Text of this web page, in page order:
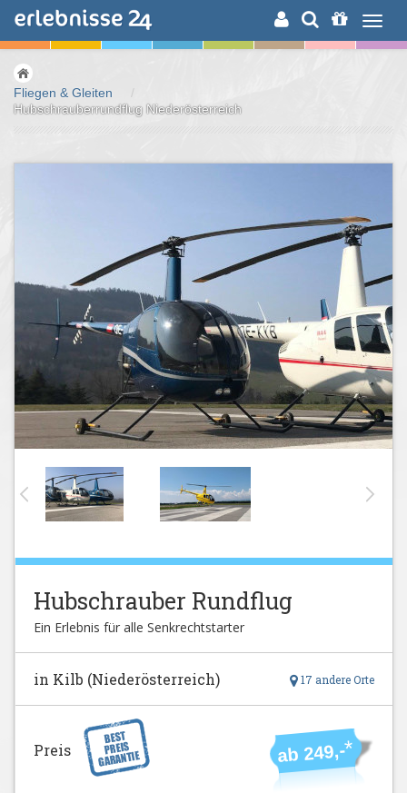
ERLEBNISSUCHE
Fliegen & Gleiten
/
Hubschrauberrundflug Niederösterreich
Hubschrauber Rundflug
Ein Erlebnis für alle Senkrechtstarter
17 andere Orte
in Kilb (Niederösterreich)
ab 249,-*
Preis